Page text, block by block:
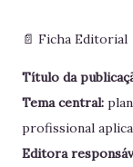
📄 Ficha Editorial
Título da
Tema central:
profissional
Editora